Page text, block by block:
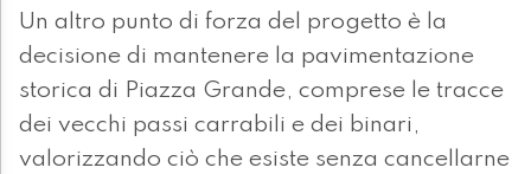
Un altro punto di forza del progetto è la
decisione di mantenere la pavimentazione
storica di Piazza Grande, comprese le tracce
dei vecchi passi carrabili e dei binari,
valorizzando ciò che esiste senza cancellarne